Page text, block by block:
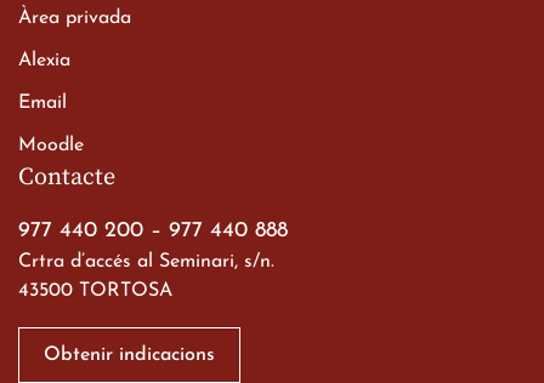
a les ciutats imperials
Contacte
977 440 200 – 977 440 888
Crtra d’accés al Seminari, s/n.
43500 TORTOSA
Obtenir indicacions
Àrea privada
Alexia
Email
Moodle